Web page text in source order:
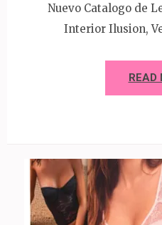
Nuevo Catalogo de
Interior Ilusion,
READ